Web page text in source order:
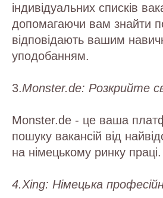
індивідуальних списків
допомагаючи вам знайти
відповідають вашим
уподобанням.
3.Monster.de: Розкрийте
Monster.de - це ваша
пошуку вакансій від
на німецькому ринку праці.
4.Xing: Німецька